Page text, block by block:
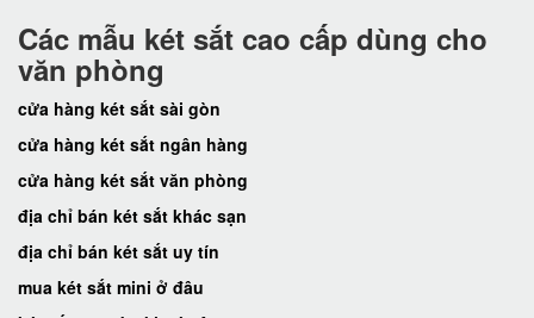
Các mẫu két sắt cao cấp dùng cho
văn phòng
cửa hàng két sắt sài gòn
cửa hàng két sắt ngân hàng
cửa hàng két sắt văn phòng
địa chỉ bán két sắt khác sạn
địa chỉ bán két sắt uy tín
mua két sắt mini ở đâu